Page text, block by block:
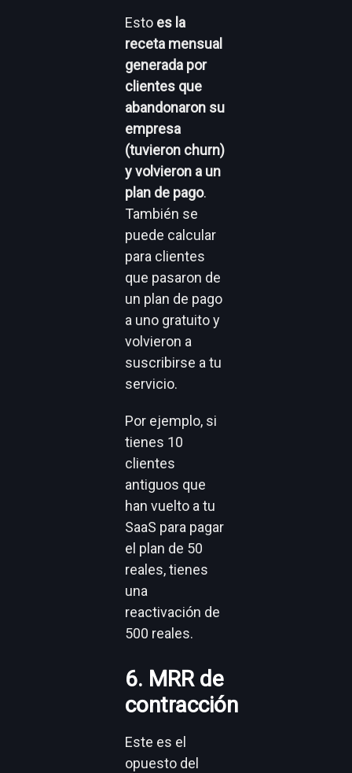
Esto es la
receta mensual
generada por
clientes que
abandonaron su
empresa
(tuvieron churn)
y volvieron a un
plan de pago.
También se
puede calcular
para clientes
que pasaron de
un plan de pago
a uno gratuito y
volvieron a
suscribirse a tu
servicio.
Por ejemplo, si
tienes 10
clientes
antiguos que
han vuelto a tu
SaaS para pagar
el plan de 50
reales, tienes
una
reactivación de
500 reales.
6. MRR de
contracción
Este es el
opuesto del